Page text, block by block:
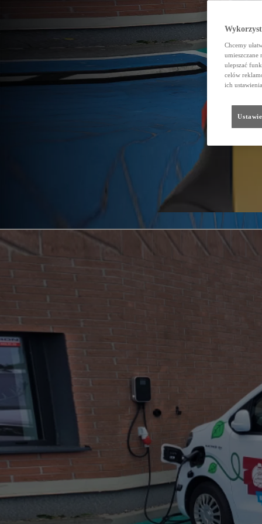
Chcemy
ulepszać
celów
ich